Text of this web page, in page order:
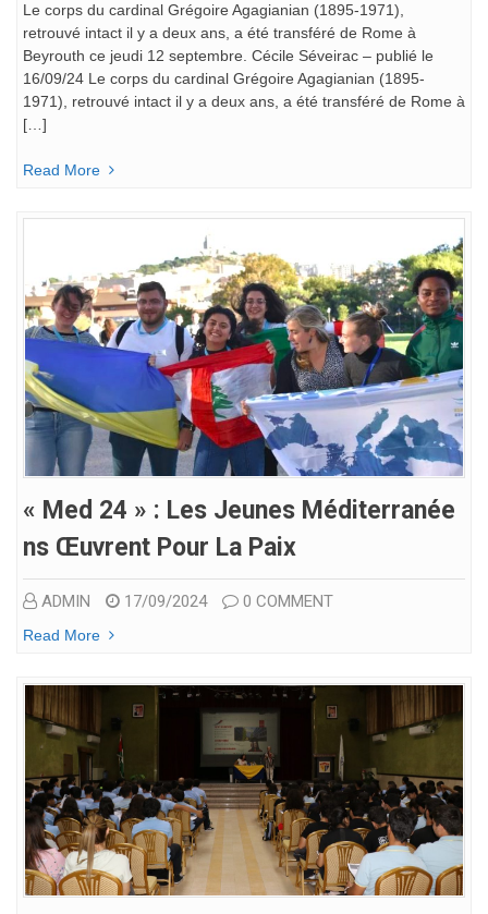
Le corps du cardinal Grégoire Agagianian (1895-1971),
retrouvé intact il y a deux ans, a été transféré de Rome à
Beyrouth ce jeudi 12 septembre. Cécile Séveirac – publié le
16/09/24 Le corps du cardinal Grégoire Agagianian (1895-
1971), retrouvé intact il y a deux ans, a été transféré de Rome à
[…]
Read More
« Med 24 » : Les Jeunes Méditerranée
Ns Œuvrent Pour La Paix
ADMIN 17/09/2024 0 COMMENT
Read More